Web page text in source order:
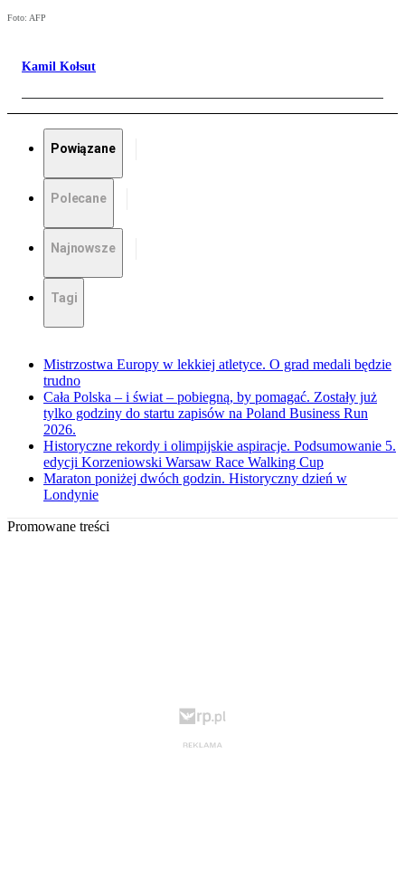
Foto: AFP
Kamil Kołsut
Powiązane
Polecane
Najnowsze
Tagi
Mistrzostwa Europy w lekkiej atletyce. O grad medali będzie
trudno
Cała Polska – i świat – pobiegną, by pomagać. Zostały już
tylko godziny do startu zapisów na Poland Business Run
2026.
Historyczne rekordy i olimpijskie aspiracje. Podsumowanie 5.
edycji Korzeniowski Warsaw Race Walking Cup
Maraton poniżej dwóch godzin. Historyczny dzień w
Londynie
Promowane treści